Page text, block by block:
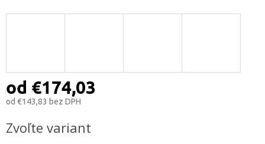
od €174,03
od €143,83 bez DPH
cena:
Zvoľte variant